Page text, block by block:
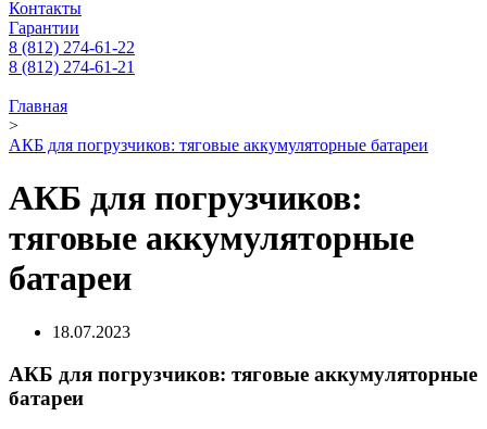
Контакты
Гарантии
8 (812) 274-61-22
8 (812) 274-61-21
Главная
>
АКБ для погрузчиков: тяговые аккумуляторные батареи
АКБ для погрузчиков:
тяговые аккумуляторные
батареи
18.07.2023
АКБ для погрузчиков: тяговые аккумуляторные
батареи